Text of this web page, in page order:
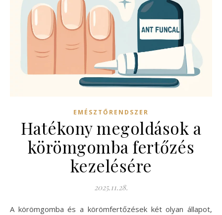
EMÉSZTŐRENDSZER
Hatékony megoldások a
körömgomba fertőzés
kezelésére
2025.11.28.
A körömgomba és a körömfertőzések két olyan állapot,